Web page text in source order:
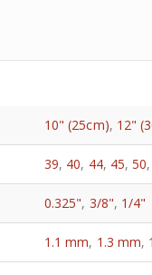
10" (25cm), 12"
39, 40, 44, 45,50
0.325", 3/8", 1/4"
1.1 mm, 1.3 mm,